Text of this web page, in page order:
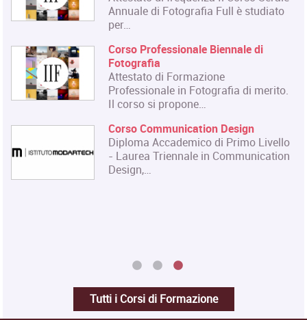
Culturali…
Master in Organizzazione degli
Eventi dell'Arte e dello Spettacolo
Il Master rilascia un Diploma in
Organizzazione degli Eventi dell'Arte
e dello…
Master in Gestione e Innovazione
delle Attività Museali
Il Master in Gestione e Innovazione
delle Attività Museali rilascia un
Diploma in…
Tutti i Corsi di Formazione